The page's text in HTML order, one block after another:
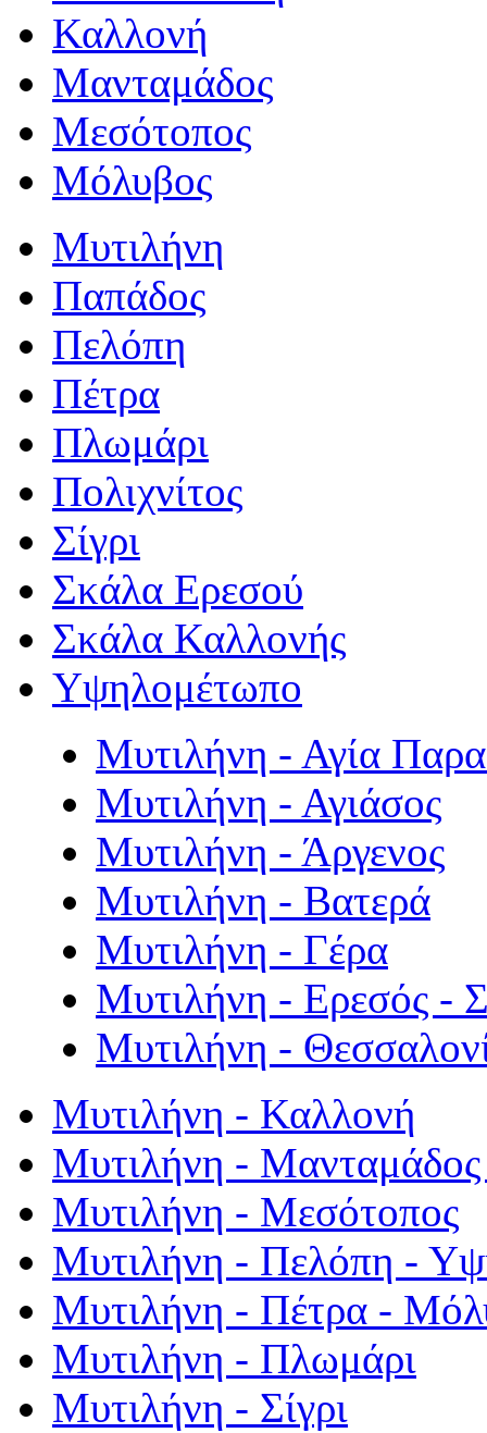
Καλλονή
Μανταμάδος
Μεσότοπος
Μόλυβος
Μυτιλήνη
Παπάδος
Πελόπη
Πέτρα
Πλωμάρι
Πολιχνίτος
Σίγρι
Σκάλα Ερεσού
Σκάλα Καλλονής
Υψηλομέτωπο
Μυτιλήνη - Αγία
Μυτιλήνη - Αγιάσος
Μυτιλήνη - Άργενος
Μυτιλήνη - Βατερά
Μυτιλήνη - Γέρα
Μυτιλήνη - Ερεσός -
Μυτιλήνη -
Μυτιλήνη - Καλλονή
Μυτιλήνη - Μανταμάδος
Μυτιλήνη - Μεσότοπος
Μυτιλήνη - Πελόπη -
Μυτιλήνη - Πέτρα -
Μυτιλήνη - Πλωμάρι
Μυτιλήνη - Σίγρι